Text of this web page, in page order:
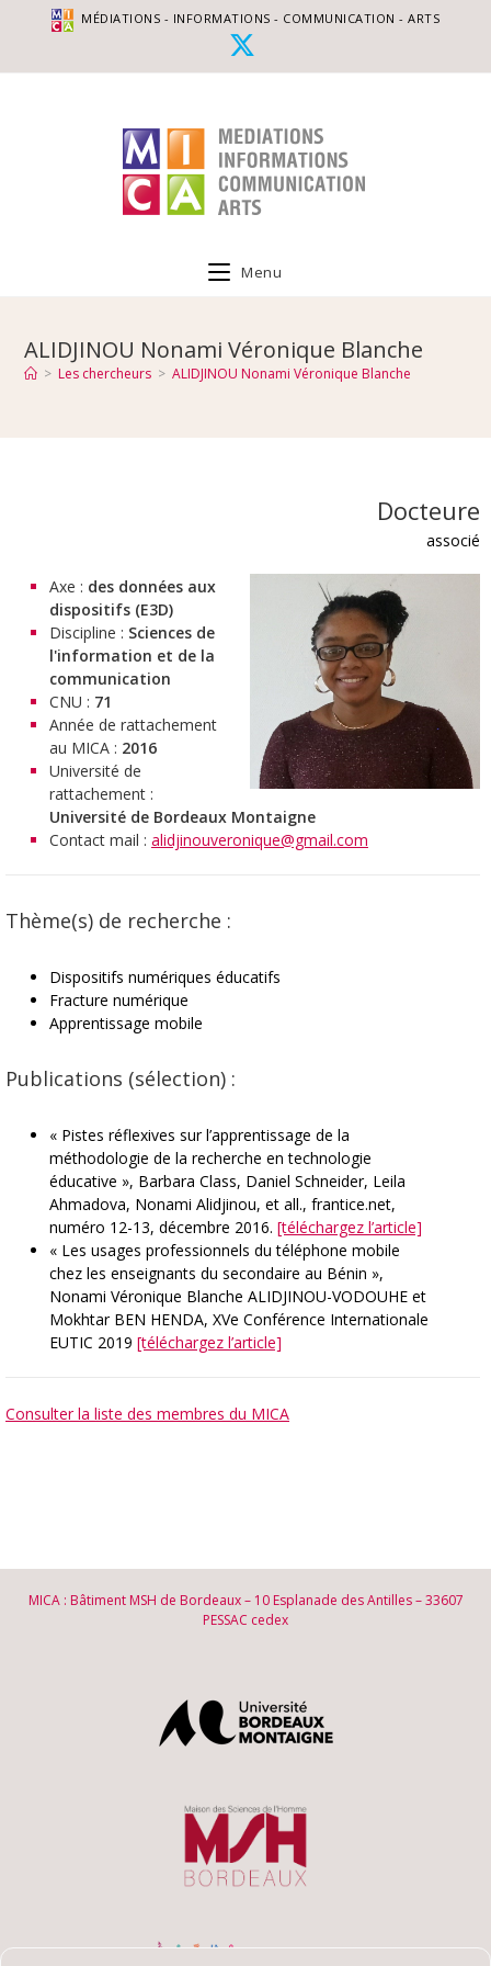
MÉDIATIONS - INFORMATIONS - COMMUNICATION - ARTS
Menu
ALIDJINOU Nonami Véronique Blanche
> Les chercheurs > ALIDJINOU Nonami Véronique Blanche
Docteure
associé
Axe : des données aux
dispositifs (E3D)
Discipline : Sciences de
l'information et de la
communication
CNU : 71
Année de rattachement
au MICA : 2016
Université de
rattachement :
Université de Bordeaux Montaigne
Contact mail : alidjinouveronique@gmail.com
Thème(s) de recherche :
Dispositifs numériques éducatifs
Fracture numérique
Apprentissage mobile
Publications (sélection) :
« Pistes réflexives sur l’apprentissage de la
méthodologie de la recherche en technologie
éducative », Barbara Class, Daniel Schneider, Leila
Ahmadova, Nonami Alidjinou, et all., frantice.net,
numéro 12-13, décembre 2016. [téléchargez l’article]
« Les usages professionnels du téléphone mobile
chez les enseignants du secondaire au Bénin »,
Nonami Véronique Blanche ALIDJINOU-VODOUHE et
Mokhtar BEN HENDA, XVe Conférence Internationale
EUTIC 2019 [téléchargez l’article]
Consulter la liste des membres du MICA
MICA : Bâtiment MSH de Bordeaux – 10 Esplanade des Antilles – 33607
PESSAC cedex